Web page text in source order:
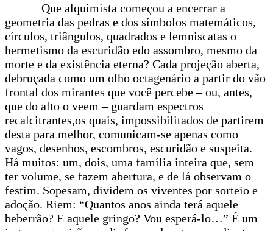
Que alquimista começou a encerrar a
geometria das pedras e dos símbolos matemáticos,
círculos, triângulos, quadrados e lemniscatas o
hermetismo da escuridão edo assombro, mesmo da
morte e da existência eterna? Cada projeção aberta,
debruçada como um olho octagenário a partir do vão
frontal dos mirantes que você percebe – ou, antes,
que do alto o veem – guardam espectros
recalcitrantes,os quais, impossibilitados de partirem
desta para melhor, comunicam-se apenas como
vagos, desenhos, escombros, escuridão e suspeita.
Há muitos: um, dois, uma família inteira que, sem
ter volume, se fazem abertura, e de lá observam o
festim. Sopesam, dividem os viventes por sorteio e
adoção. Riem: “Quantos anos ainda terá aquele
beberrão? E aquele gringo? Vou esperá-lo…” É um